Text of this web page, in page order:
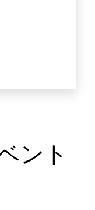
ント